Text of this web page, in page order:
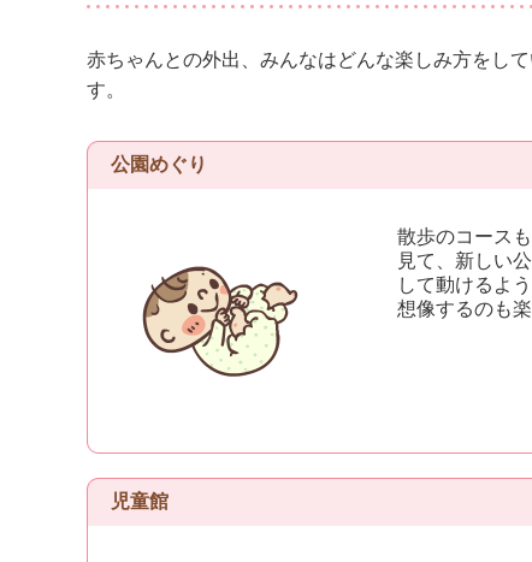
赤ちゃんとの外出、みんなはどんな楽しみ方をし
す。
公園めぐり
散歩のコース
見て、新しい
して動けるよ
想像するのも
児童館